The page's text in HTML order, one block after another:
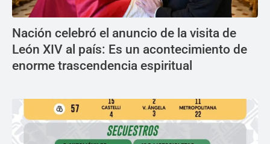
Nación celebró el anuncio de la visita de
León XIV al país: Es un acontecimiento de
enorme trascendencia espiritual